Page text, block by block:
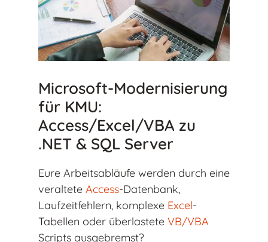
Microsoft-Modernisierung
für KMU:
Access/Excel/VBA zu
.NET & SQL Server
Eure Arbeitsabläufe werden durch eine
veraltete Access-Datenbank,
Laufzeitfehlern, komplexe Excel-
Tabellen oder überlastete VB/VBA
Scripts ausgebremst?